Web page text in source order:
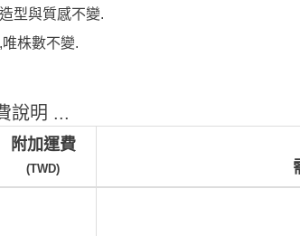
型與質感不變.
株數不變.
說明 ...
附加運費
(TWD)